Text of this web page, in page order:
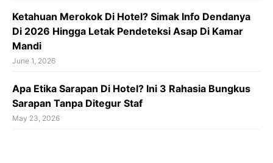
Ketahuan Merokok Di Hotel? Simak Info Dendanya
Di 2026 Hingga Letak Pendeteksi Asap Di Kamar
Mandi
June 1, 2026
Apa Etika Sarapan Di Hotel? Ini 3 Rahasia Bungkus
Sarapan Tanpa Ditegur Staf
May 23, 2026